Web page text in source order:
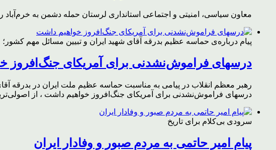
معاون سیاسی، امنیتی و اجتماعی استانداری لرستان حمله دشمن به خرم‌آباد
پیام درباره‌ی حماسه عظیم بدرقه آقای شهید ایران و تبیین مسائل مهم کشور؛
درسهای فراموش‌نشدنی برای آمریکای جنگ‌افروز
رهبر معظم انقلاب در پیامی به مناسبت حماسه عظیم ملت ایران در بدرقه
درسهای فراموش‌نشدنی برای آمریکای جنگ‌افروز خواهیم داشت ، از
سرودی بی‌کلام برای تاریخ
پیام امیر حاتمی به مردم صبور و وفادار ایران